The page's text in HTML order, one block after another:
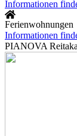
Informationen
Ferienwohnungen
Informationen
PIANOVA